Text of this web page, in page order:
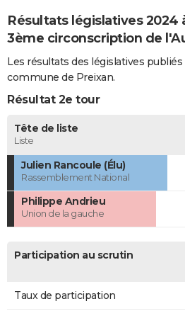
FORUM
Bricolage
Lifestyle
Culture
Sport
Auto
Television
Voyage
Cinema
Résultats législatives 2024
3ème circonscription de
Les résultats des législatives
commune de Preixan.
Résultat 2e tour
Tête de liste
Liste
Julien Rancoule (Élu)
Rassemblement National
Philippe Andrieu
Union de la gauche
Participation au scrutin
Taux de participation